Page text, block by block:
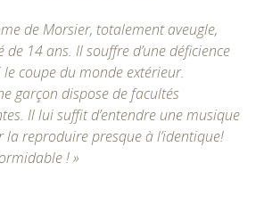
de Morsier, totalement aveugle,
14 ans. Il souffre d’une déficience
coupe du monde extérieur.
garçon dispose de facultés
Il lui suffit d’entendre une musique
la reproduire presque à l’identique!
! »